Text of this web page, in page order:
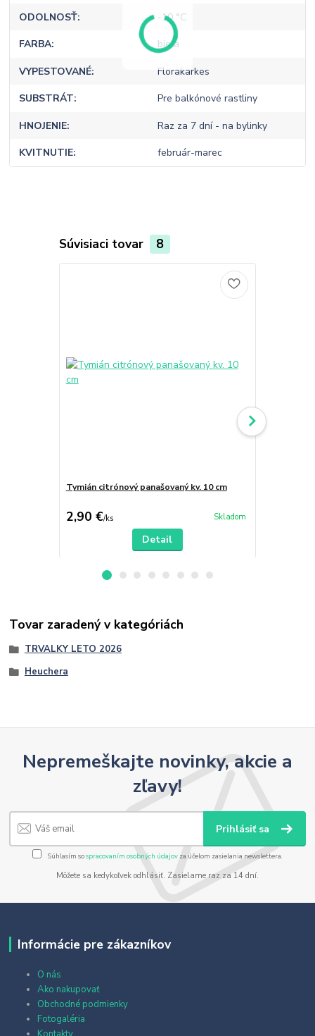
ODOLNOSŤ -10 °C
FARBA biela
VYPESTOVANÉ Florakarkes
SUBSTRÁT Pre balkónové rastliny
HNOJENIE Raz za 7 dní - na bylinky
KVITNUTIE február-marec
Súvisiaci tovar 8
Tymián citrónový panašovaný kv. 10 cm
2,90 €/ks Skladom
Detail
Tovar zaradený v kategóriách
TRVALKY LETO 2026
Heuchera
Nepremeškajte novinky, akcie a
zľavy!
Prihlásiť sa
Súhlasím sospracovaním osobných údajov za účelom zasielania newslettera.
Môžete sa kedykoľvek odhlásiť. Zasielame raz za 14 dní.
Informácie pre zákazníkov
O nás
Ako nakupovať
Obchodné podmienky
Fotogaléria